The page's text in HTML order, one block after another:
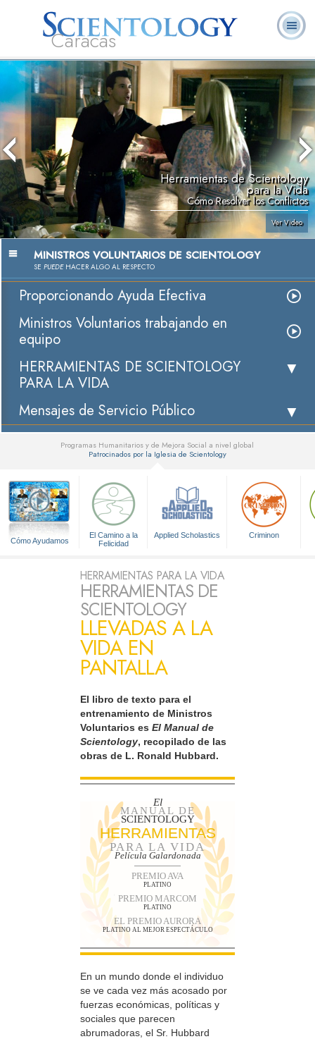
Caracas
L. Ronald
Hubbard
¿Qué es
Scientology?
Voluntarios
Frecuentes
Libros
Herramientas de Scientology
para la Vida
Cómo Resolver los Conflictos
Ver Video
MINISTROS VOLUNTARIOS DE SCIENTOLOGY
SE PUEDEHACER ALGO AL RESPECTO
Proporcionando Ayuda Efectiva
Ministros Voluntarios trabajando en
equipo
HERRAMIENTAS DE SCIENTOLOGY
PARA LA VIDA
Mensajes de Servicio Público
Programas Humanitarios y de Mejora Social a nivel global
Patrocinados por la Iglesia de Scientology
Cómo Ayudamos
El Camino a la
Felicidad
Applied Scholastics Criminon
HERRAMIENTAS PARA LA VIDA
HERRAMIENTAS DE
SCIENTOLOGY
LLEVADAS A LA
VIDA EN
PANTALLA
El libro de texto para el
entrenamiento de Ministros
Voluntarios es El Manual de
Scientology, recopilado de las
obras de L. Ronald Hubbard.
El
MANUAL DE
SCIENTOLOGY
HERRAMIENTAS
PARA LA VIDA
Película Galardonada
PREMIO AVA
PLATINO
PREMIO MARCOM
PLATINO
EL PREMIO AURORA
PLATINO AL MEJOR ESPECTÁCULO
En un mundo donde el individuo
se ve cada vez más acosado por
fuerzas económicas, políticas y
sociales que parecen
abrumadoras, el Sr. Hubbard